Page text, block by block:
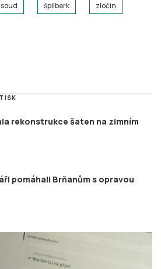
špilberk zločin
rekonstrukce šaten na zimním
pomáhali Brňanům s opravou